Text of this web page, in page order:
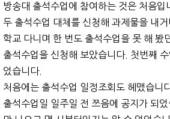
방송대 출석수업에 참여하는 것은 처음입
두 출석수업 대체를 신청해 과제물을 내
학교 다니며 한 번도 출석수업을 못 해 봤
출석수업을 신청해 보았습니다. 첫번째
었습니다.
처음에는 출석수업 일정조회도 헤맸습니
출석수업일 일주일 전 쯔음에 공지가 되